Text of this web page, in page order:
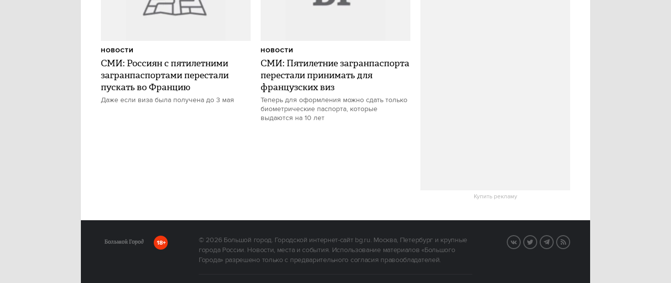
Купить рекламу
СМИ: Россиян с пятилетними
загранпаспортами перестали
пускать во Францию
Даже если виза была получена до 3 мая
НОВОСТИ
СМИ: Пятилетние загранпаспорта
перестали принимать для
французских виз
Теперь для оформления можно сдать только
биометрические паспорта, которые
выдаются на 10 лет
НОВОСТИ
18+ © 2026Большой город. Городской интернет-сайт bg.ru. Москва, Петербург и крупные
города России. Новости, места и события. Использование материалов «Большого
Города» разрешено только с предварительного согласия правообладателей.
VK TwitterTelegram
RSS